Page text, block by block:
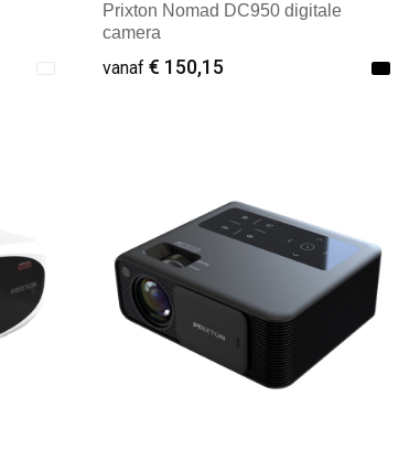
Prixton Nomad DC950 digitale
camera
vanaf€ 150,15